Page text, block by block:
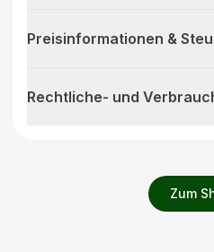
Zum
Preisinformationen &
Rechtliche- und